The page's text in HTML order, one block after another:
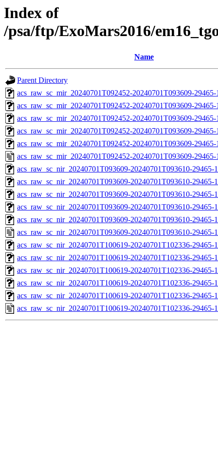
Index of
/psa/ftp/ExoMars2016/
Name
Parent Directory
acs_raw_sc_mir_20240701T092452-20240701T093609-
acs_raw_sc_mir_20240701T092452-20240701T093609-
acs_raw_sc_mir_20240701T092452-20240701T093609-
acs_raw_sc_mir_20240701T092452-20240701T093609-
acs_raw_sc_mir_20240701T092452-20240701T093609-
acs_raw_sc_mir_20240701T092452-20240701T093609-
acs_raw_sc_nir_20240701T093609-20240701T093610-
acs_raw_sc_nir_20240701T093609-20240701T093610-29465-
acs_raw_sc_nir_20240701T093609-20240701T093610-29465-
acs_raw_sc_nir_20240701T093609-20240701T093610-29465-
acs_raw_sc_nir_20240701T093609-20240701T093610-29465-
acs_raw_sc_nir_20240701T093609-20240701T093610-29465-
acs_raw_sc_nir_20240701T100619-20240701T102336-
acs_raw_sc_nir_20240701T100619-20240701T102336-29465-
acs_raw_sc_nir_20240701T100619-20240701T102336-29465-
acs_raw_sc_nir_20240701T100619-20240701T102336-29465-
acs_raw_sc_nir_20240701T100619-20240701T102336-29465-
acs_raw_sc_nir_20240701T100619-20240701T102336-29465-